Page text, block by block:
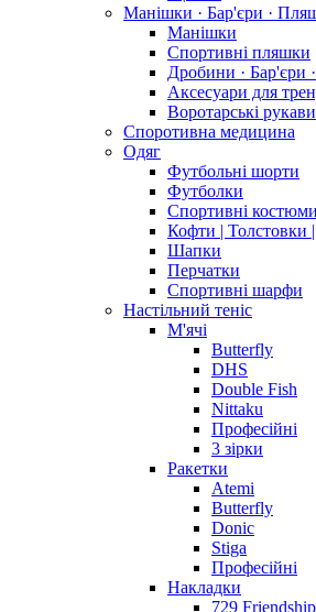
Манішки · Бар'єри ·
Манішки
Спортивні пляшки
Дробини · Бар'єри
Аксесуари для
Воротарські
Споротивна медицина
Одяг
Футбольні шорти
Футболки
Спортивні костюми
Кофти | Толстовки |
Шапки
Перчатки
Спортивні шарфи
Настільний теніс
М'ячі
Butterfly
DHS
Double Fish
Nittaku
Професійні
3 зірки
Ракетки
Atemi
Butterfly
Donic
Stiga
Професійні
Накладки
729 Friendship